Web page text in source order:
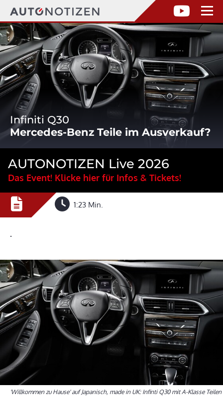
Infiniti Q30
Mercedes-Benz Teile im Ausverkauf?
AUTONOTIZEN Live 2026
Das Event! Klicke hier für Infos & Tickets!
1:23 Min.
.
'Willkommen zu Hause' auf Japanisch, made in UK: Infinti Q30 mit A-Klasse Teilen